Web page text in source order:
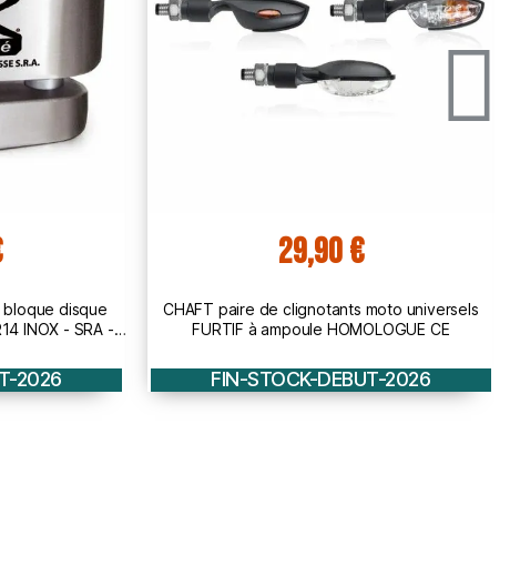
universels
CE
2026
49,40 €
CHAFT paire de clignotants moto universels
RIGHT à led HOMOLOGUE CE - IN238
FIN-STOCK-DEBUT-2026